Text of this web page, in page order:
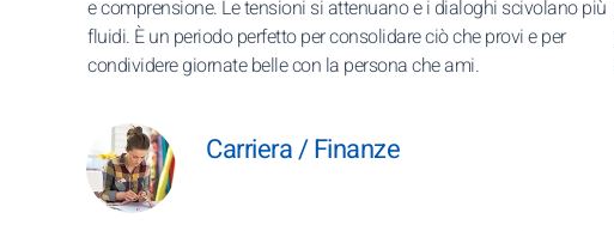
e comprensione. Le tensioni si attenuano e i dialoghi scivolano più
fluidi. È un periodo perfetto per consolidare ciò che provi e per
condividere giornate belle con la persona che ami.
Carriera / Finanze